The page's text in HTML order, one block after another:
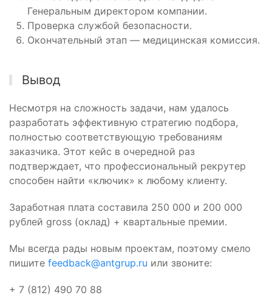
Генеральным директором компании.
Проверка службой безопасности.
Окончательный этап — медицинская комиссия.
Вывод
Несмотря на сложность задачи, нам удалось
разработать эффективную стратегию подбора,
полностью соответствующую требованиям
заказчика. Этот кейс в очередной раз
подтверждает, что профессиональный рекрутер
способен найти «ключик» к любому клиенту.
Заработная плата составила 250 000 и 200 000
рублей gross (оклад) + квартальные премии.
Мы всегда рады новым проектам, поэтому смело
пишите feedback@antgrup.ru или звоните:
+ 7 (812) 490 70 88